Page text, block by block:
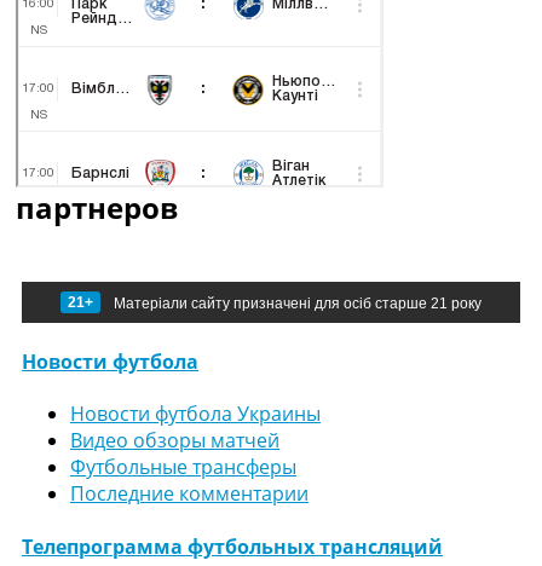
партнеров
21+ Матеріали сайту призначені для осіб старше 21 року
Новости футбола
Новости футбола Украины
Видео обзоры матчей
Футбольные трансферы
Последние комментарии
Телепрограмма футбольных трансляций